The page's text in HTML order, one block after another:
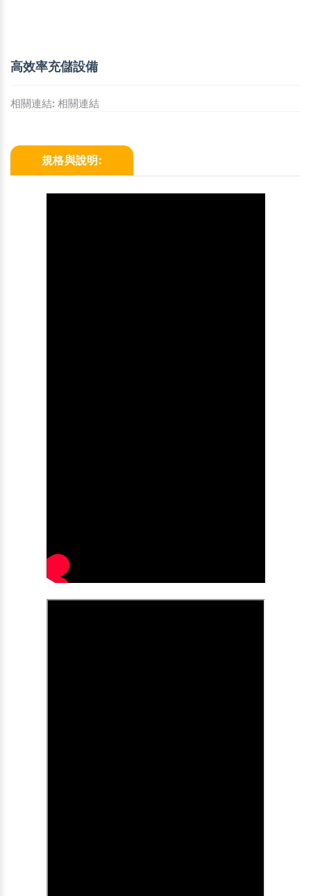
高效率充儲設備
相關連結: 相關連結
規格與說明: